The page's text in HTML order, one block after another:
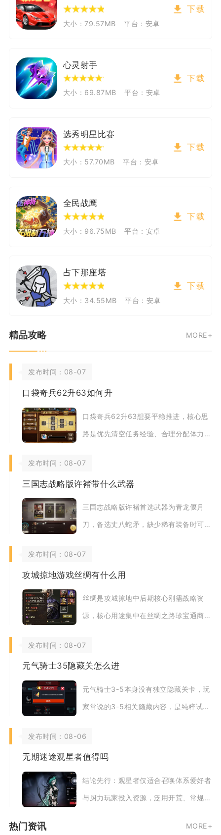
大小：79.57MB 平台：安卓
下载
心灵射手
大小：69.87MB 平台：安卓
下载
选秀明星比赛
大小：57.70MB 平台：安卓
下载
全民战鹰
大小：96.75MB 平台：安卓
下载
占下那座塔
大小：34.55MB 平台：安卓
下载
精品攻略 MORE+
发布时间：08-07
口袋奇兵62升63如何升
口袋奇兵62升63想要平稳推进，核心思
路是优先清空任务经验、合理分配体力，
资源消耗节
发布时间：08-07
三国志战略版许褚带什么武器
三国志战略版许褚首选武器为青龙偃月
刀，备选丈八蛇矛，缺少稀有装备时可选
配不同战场环境
发布时间：08-07
攻城掠地游戏丝绸有什么用
丝绸是攻城掠地中后期核心刚需战略资
源，核心用途集中在丝绸之路珍宝通商、
御宝淬火强化四
发布时间：08-07
元气骑士35隐藏关怎么进
元气骑士3-5本身没有独立隐藏关卡，玩
家常说的3-5相关隐藏内容，是纯粹试炼
士，需要
发布时间：08-06
无期迷途观星者值得吗
结论先行：观星者仅适合召唤体系爱好者
与厨力玩家投入资源，泛用开荒、常规高
热门资讯 MORE+